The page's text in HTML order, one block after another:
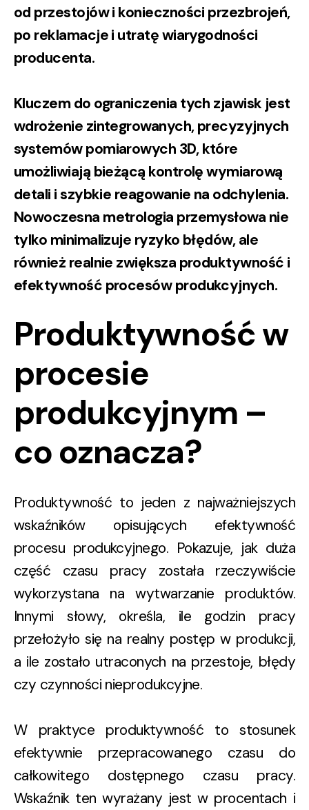
od przestojów i konieczności przezbrojeń,
po reklamacje i utratę wiarygodności
producenta.
Kluczem do ograniczenia tych zjawisk jest
wdrożenie zintegrowanych, precyzyjnych
systemów pomiarowych 3D, które
umożliwiają bieżącą kontrolę wymiarową
detali i szybkie reagowanie na odchylenia.
Nowoczesna metrologia przemysłowa nie
tylko minimalizuje ryzyko błędów, ale
również realnie zwiększa produktywność i
efektywność procesów produkcyjnych.
Produktywność w
procesie
produkcyjnym –
co oznacza?
Produktywność to jeden z najważniejszych
wskaźników opisujących efektywność
procesu produkcyjnego. Pokazuje, jak duża
część czasu pracy została rzeczywiście
wykorzystana na wytwarzanie produktów.
Innymi słowy, określa, ile godzin pracy
przełożyło się na realny postęp w produkcji,
a ile zostało utraconych na przestoje, błędy
czy czynności nieprodukcyjne.
W praktyce produktywność to stosunek
efektywnie przepracowanego czasu do
całkowitego dostępnego czasu pracy.
Wskaźnik ten wyrażany jest w procentach i